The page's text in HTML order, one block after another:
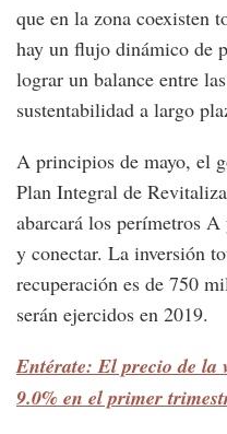
que en la zona coexisten
hay un flujo dinámico de
lograr un balance entre
sustentabilidad a largo
A principios de mayo, el
Plan Integral de
abarcará los perímetros
y conectar. La inversión
recuperación es de 750
serán ejercidos en 2019.
Entérate: El precio de la
9.0% en el primer